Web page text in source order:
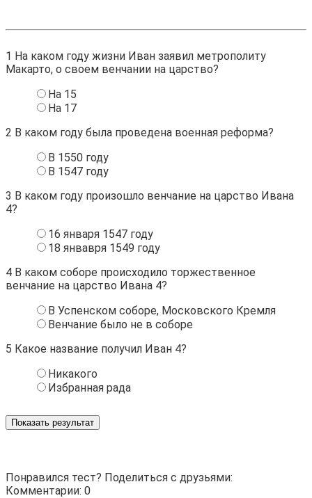
1 На каком году жизни Иван заявил метрополиту
Макарто, о своем венчании на царство?
На 15
На 17
2 В каком году была проведена военная реформа?
В 1550 году
В 1547 году
3 В каком году произошло венчание на царство Ивана
4?
16 января 1547 году
18 янвавря 1549 году
4 В каком соборе происходило торжественное
венчание на царство Ивана 4?
В Успенском соборе, Московского Кремля
Венчание было не в соборе
5 Какое название получил Иван 4?
Никакого
Избранная рада
Показать результат
Понравился тест? Поделиться с друзьями:
Комментарии: 0